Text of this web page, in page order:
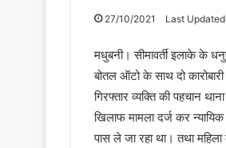
27/10/2021 Last
मधुबनी। सीमावर्ती इलाके के
बोतल ऑटो के साथ दो
गिरफ्तार व्यक्ति की पहचान
खिलाफ मामला दर्ज कर
पास ले जा रहा था। तथा महिला